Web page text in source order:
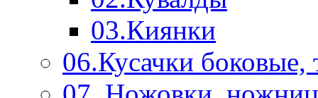
03.Киянки
06.Кусачки боковые,